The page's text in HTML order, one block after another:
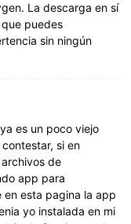
La descarga en sí
puedes
sin ningún
es un poco viejo
si en
de
app para
esta pagina la app
yo instalada en mi